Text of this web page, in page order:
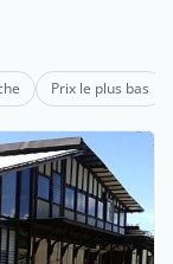
Prix le plus bas